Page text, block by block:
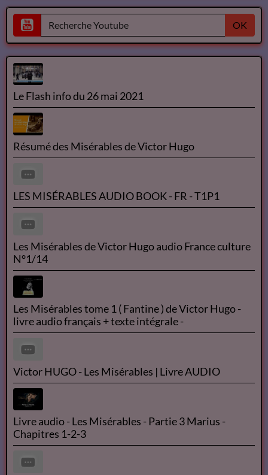
OK
Le Flash info du 26 mai 2021
Résumé des Misérables de Victor Hugo
LES MISÉRABLES AUDIO BOOK - FR - T1P1
Les Misérables de Victor Hugo audio France culture
N°1/14
Les Misérables tome 1 ( Fantine ) de Victor Hugo -
livre audio français + texte intégrale -
Victor HUGO - Les Misérables | Livre AUDIO
Livre audio - Les Misérables - Partie 3 Marius -
Chapitres 1-2-3